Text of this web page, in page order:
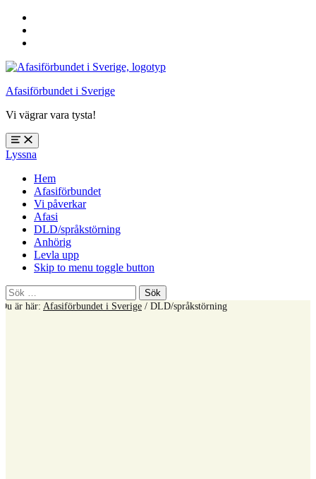
sidfoten
Afasiförbundet i Sverige
Vi vägrar vara tysta!
Öppna
meny:
%s
Lyssna
Hem
Afasiförbundet
Vi påverkar
Afasi
DLD/språkstörning
Anhörig
Levla upp
Skip to menu toggle button
Sök
efter:
Du är här: Afasiförbundet i Sverige / DLD/språkstörning